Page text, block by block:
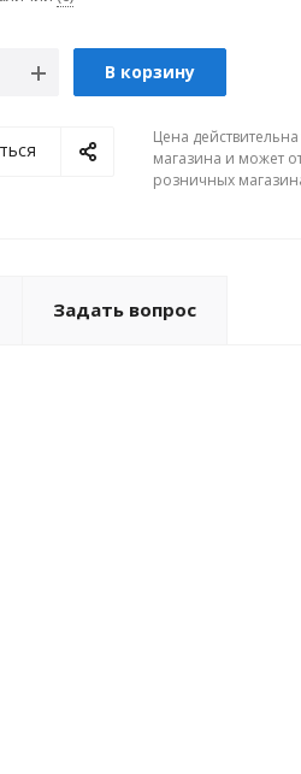
В корзину
Цена
магазина и может
розничных
Задать вопрос